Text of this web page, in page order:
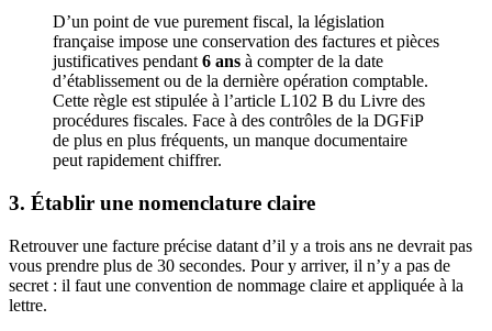
D’un point de vue purement fiscal, la législation
française impose une conservation des factures et pièces
justificatives pendant 6 ans à compter de la date
d’établissement ou de la dernière opération comptable.
Cette règle est stipulée à l’article L102 B du Livre des
procédures fiscales. Face à des contrôles de la DGFiP
de plus en plus fréquents, un manque documentaire
peut rapidement chiffrer.
3. Établir une nomenclature claire
Retrouver une facture précise datant d’il y a trois ans ne devrait pas
vous prendre plus de 30 secondes. Pour y arriver, il n’y a pas de
secret : il faut une convention de nommage claire et appliquée à la
lettre.